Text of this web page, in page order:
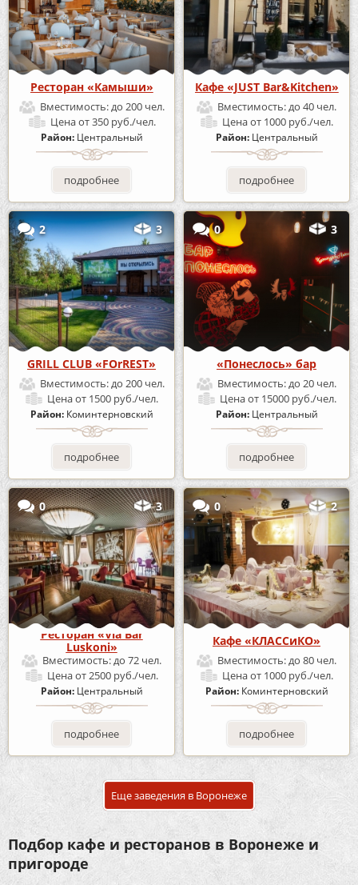
Ресторан «Камыши»
Вместимость:до 200 чел.
Ценаот 350 руб./чел.
Район: Центральный
подробнее
Кафе «JUST Bar&Kitchen»
Вместимость:до 40 чел.
Ценаот 1000 руб./чел.
Район: Центральный
подробнее
2 3
GRILL CLUB «FOrREST»
Вместимость:до 200 чел.
Ценаот 1500 руб./чел.
Район: Коминтерновский
подробнее
0 3
«Понеслось» бар
Вместимость:до 20 чел.
Ценаот 15000 руб./чел.
Район: Центральный
подробнее
0 3
Ресторан «Via Bar
Luskoni»
Вместимость:до 72 чел.
Ценаот 2500 руб./чел.
Район: Центральный
подробнее
0 2
Кафе «КЛАССиКО»
Вместимость:до 80 чел.
Ценаот 1000 руб./чел.
Район: Коминтерновский
подробнее
Еще заведения в Воронеже
Подбор кафе и ресторанов в Воронеже и
пригороде